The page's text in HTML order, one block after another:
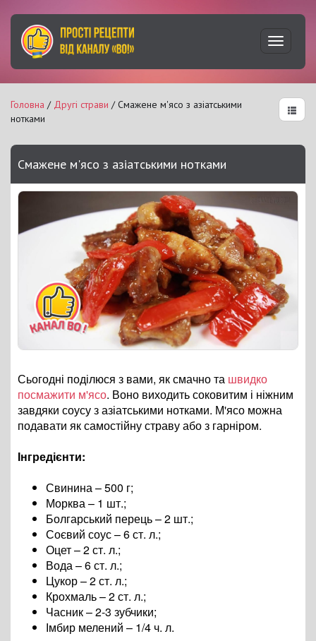
Головна / Другі страви / Смажене м'ясо з азіатськими
нотками
Смажене м'ясо з азіатськими нотками
Сьогодні поділюся з вами, як смачно та швидко
посмажити м'ясо. Воно виходить соковитим і ніжним
завдяки соусу з азіатськими нотками. М'ясо можна
подавати як самостійну страву або з гарніром.
Інгредієнти:
Свинина – 500 г;
Морква – 1 шт.;
Болгарський перець – 2 шт.;
Соєвий соус – 6 ст. л.;
Оцет – 2 ст. л.;
Вода – 6 ст. л.;
Цукор – 2 ст. л.;
Крохмаль – 2 ст. л.;
Часник – 2-3 зубчики;
Імбир мелений – 1/4 ч. л.